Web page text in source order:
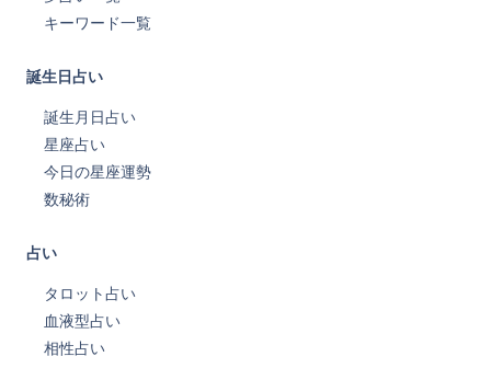
キーワード一覧
誕生日占い
誕生月日占い
星座占い
今日の星座運勢
数秘術
占い
タロット占い
血液型占い
相性占い